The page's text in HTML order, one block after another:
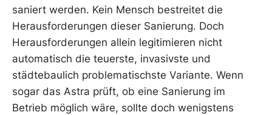
saniert werden. Kein Mensch bestreitet die
Herausforderungen dieser Sanierung. Doch
Herausforderungen allein legitimieren nicht
automatisch die teuerste, invasivste und
städtebaulich problematischste Variante. Wenn
sogar das Astra prüft, ob eine Sanierung im
Betrieb möglich wäre, sollte doch wenigstens